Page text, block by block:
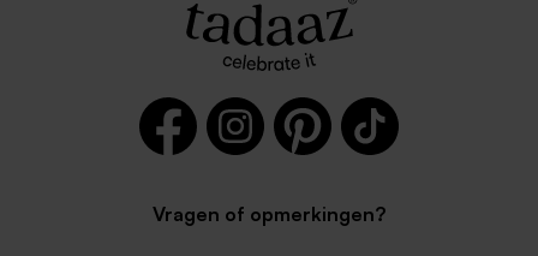
Vragen of opmerkingen?